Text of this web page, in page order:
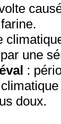
une
:
doux.